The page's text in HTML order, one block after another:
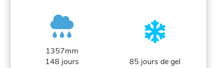
1357mm
148 jours
85 jours de gel